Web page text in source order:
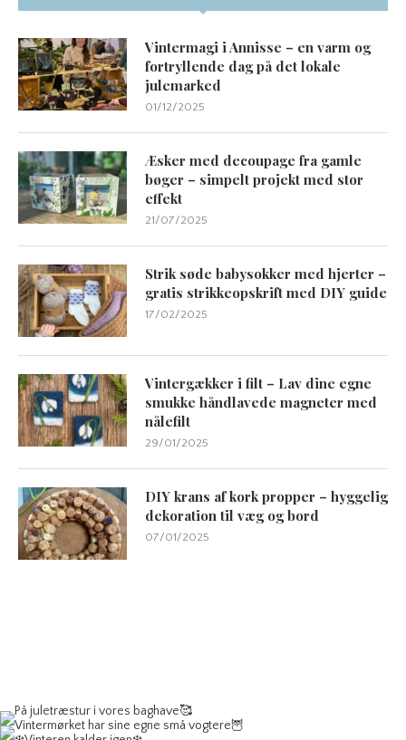
Vintermagi i Annisse – en varm og
fortryllende dag på det lokale
julemarked
01/12/2025
Æsker med decoupage fra gamle
bøger – simpelt projekt med stor
effekt
21/07/2025
Strik søde babysokker med hjerter –
gratis strikkeopskrift med DIY guide
17/02/2025
Vintergækker i filt – Lav dine egne
smukke håndlavede magneter med
nålefilt
29/01/2025
DIY krans af kork propper – hyggelig
dekoration til væg og bord
07/01/2025